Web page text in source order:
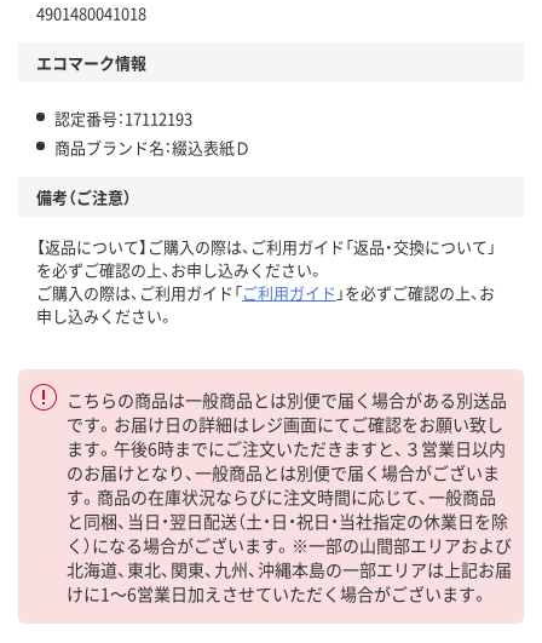
4901480041018
エコマーク情報
認定番号：17112193
商品ブランド名：綴込表紙Ｄ
備考（ご注意）
【返品について】ご購入の際は、ご利用ガイド「返品・交換について」
を必ずご確認の上、お申し込みください。
ご購入の際は、ご利用ガイド「ご利用ガイド 」を必ずご確認の上、お
申し込みください。
こちらの商品は一般商品とは別便で届く場合がある別送品
です。お届け日の詳細はレジ画面にてご確認をお願い致し
ます。午後6時までにご注文いただきますと、３営業日以内
のお届けとなり、一般商品とは別便で届く場合がございま
す。商品の在庫状況ならびに注文時間に応じて、一般商品
と同梱、当日・翌日配送（土・日・祝日・当社指定の休業日を除
く）になる場合がございます。※一部の山間部エリアおよび
北海道、東北、関東、九州、沖縄本島の一部エリアは上記お届
けに1～6営業日加えさせていただく場合がございます。